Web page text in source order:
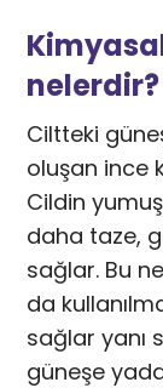
nelerdir?
Ciltteki
oluşan ince
Cildin
daha taze,
sağlar. Bu
da
sağlar yanı
güneşe